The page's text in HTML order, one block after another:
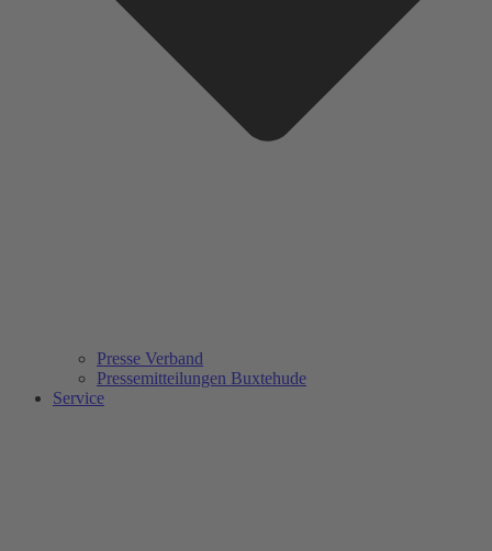
Presse Verband
Pressemitteilungen Buxtehude
Service